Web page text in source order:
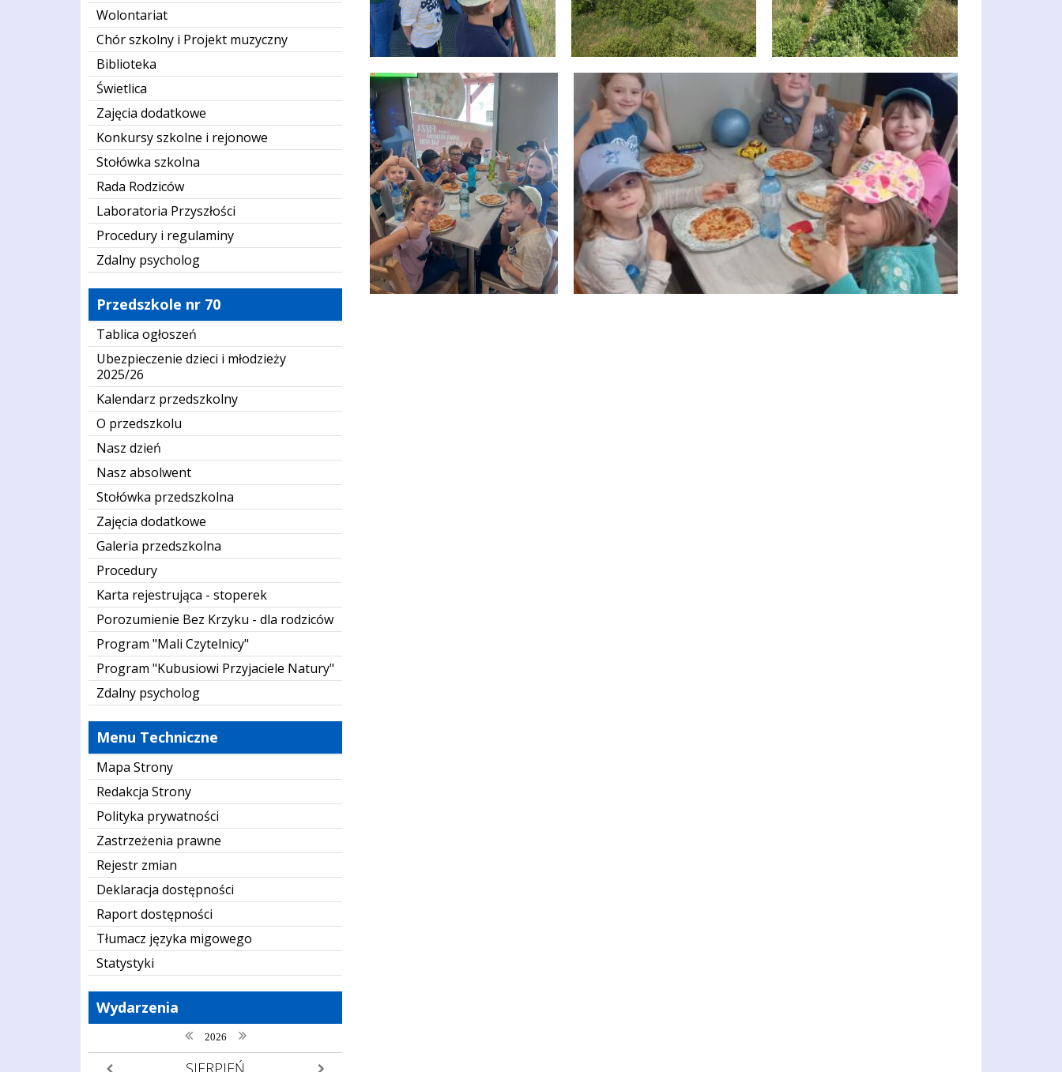
Wolontariat
Chór szkolny i Projekt muzyczny
Biblioteka
Świetlica
Zajęcia dodatkowe
Konkursy szkolne i rejonowe
Stołówka szkolna
Rada Rodziców
Laboratoria Przyszłości
Procedury i regulaminy
Zdalny psycholog
Przedszkole nr 70
Tablica ogłoszeń
Ubezpieczenie dzieci i młodzieży
2025/26
Kalendarz przedszkolny
O przedszkolu
Nasz dzień
Nasz absolwent
Stołówka przedszkolna
Zajęcia dodatkowe
Galeria przedszkolna
Procedury
Karta rejestrująca - stoperek
Porozumienie Bez Krzyku - dla rodziców
Program "Mali Czytelnicy"
Program "Kubusiowi Przyjaciele Natury"
Zdalny psycholog
Menu Techniczne
Mapa Strony
Redakcja Strony
Polityka prywatności
Zastrzeżenia prawne
Rejestr zmian
Deklaracja dostępności
Raport dostępności
Tłumacz języka migowego
Statystyki
Wydarzenia
poprzedni rok
2026 następny rok
poprzedni miesiąc SIERPIEŃ następny miesiąc